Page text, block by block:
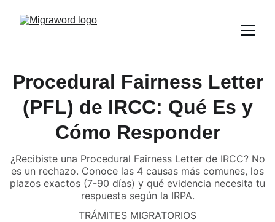
Procedural Fairness Letter
(PFL) de IRCC: Qué Es y
Cómo Responder
¿Recibiste una Procedural Fairness Letter de IRCC? No
es un rechazo. Conoce las 4 causas más comunes, los
plazos exactos (7-90 días) y qué evidencia necesita tu
respuesta según la IRPA.
TRÁMITES MIGRATORIOS